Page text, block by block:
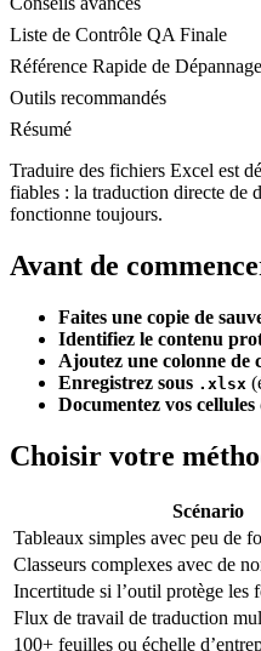
Liste de Contrôle QA Finale
Référence Rapide de Dépannage
Outils recommandés
Résumé
Traduire des fichiers Excel est
fiables : la traduction directe de
fonctionne toujours.
Avant de
Faites une copie de
Identifiez le contenu
Ajoutez une colonne de
Enregistrez sous .xlsx
Documentez vos
Choisir votre
Scénario
Tableaux simples avec peu de
Classeurs complexes avec de
Incertitude si l’outil protège les
Flux de travail de traduction
100+ feuilles ou échelle